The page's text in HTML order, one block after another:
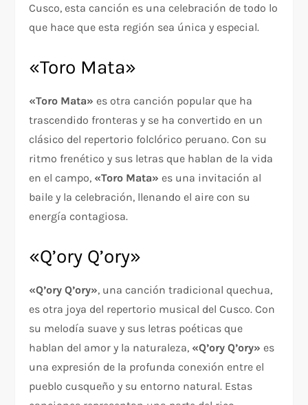
Cusco, esta canción es una celebración de todo lo
que hace que esta región sea única y especial.
«Toro Mata»
«Toro Mata» es otra canción popular que ha
trascendido fronteras y se ha convertido en un
clásico del repertorio folclórico peruano. Con su
ritmo frenético y sus letras que hablan de la vida
en el campo, «Toro Mata» es una invitación al
baile y la celebración, llenando el aire con su
energía contagiosa.
«Q’ory Q’ory»
«Q’ory Q’ory», una canción tradicional quechua,
es otra joya del repertorio musical del Cusco. Con
su melodía suave y sus letras poéticas que
hablan del amor y la naturaleza, «Q’ory Q’ory» es
una expresión de la profunda conexión entre el
pueblo cusqueño y su entorno natural. Estas